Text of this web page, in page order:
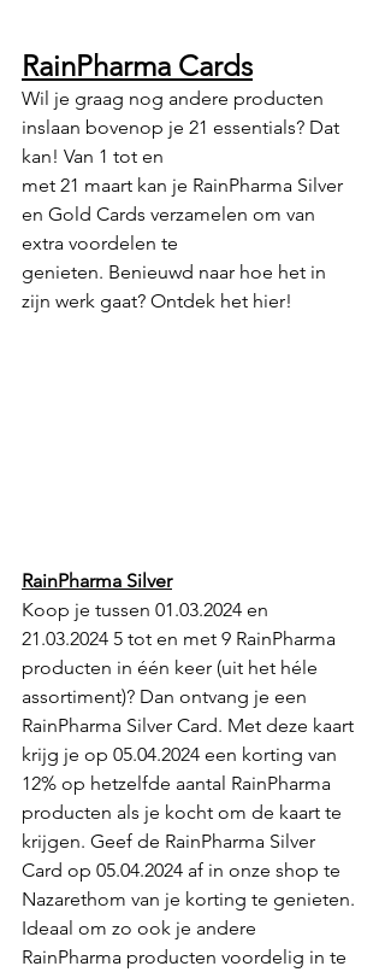
RainPharma Cards
Wil je graag nog andere producten
inslaan bovenop je 21 essentials? Dat
kan! Van 1 tot en
met 21 maart kan je RainPharma Silver
en Gold Cards verzamelen om van
extra voordelen te
genieten. Benieuwd naar hoe het in
zijn werk gaat? Ontdek het hier!
RainPharma Silver
Koop je tussen 01.03.2024 en
21.03.2024 5 tot en met 9 RainPharma
producten in één keer (uit het héle
assortiment)? Dan ontvang je een
RainPharma Silver Card. Met deze kaart
krijg je op 05.04.2024 een korting van
12% op hetzelfde aantal RainPharma
producten als je kocht om de kaart te
krijgen. Geef de RainPharma Silver
Card op 05.04.2024 af in onze shop te
Nazarethom van je korting te genieten.
Ideaal om zo ook je andere
RainPharma producten voordelig in te